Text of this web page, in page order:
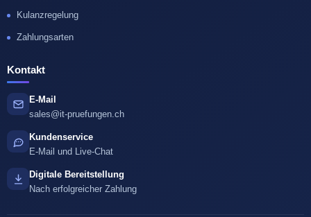
Kulanzregelung
Zahlungsarten
Kontakt
E-Mail
sales@it-pruefungen.ch
Kundenservice
E-Mail und Live-Chat
Digitale Bereitstellung
Nach erfolgreicher Zahlung